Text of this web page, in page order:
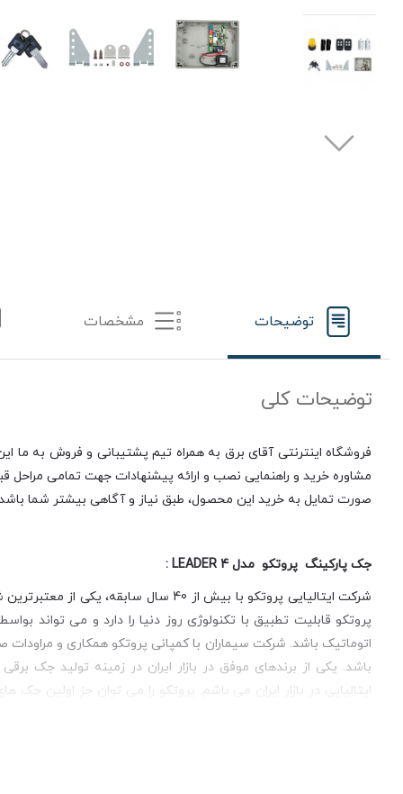
توضیحات مشخصات
توضیحات کلی
فروشگاه اینترنتی آقای برق به همراه تیم پشتیبانی و فروش به ما
مشاوره خرید و راهنمایی نصب و ارائه پیشنهادات جهت تمامی مراحل
صورت تمایل به خرید این محصول، طبق نیاز و آگاهی بیشتر شما
جک پارکینگ پروتکو مدل LEADER 4 :
شرکت ایتالیایی پروتکو با بیش از 40
پروتکو قابلیت تطبیق با تکنولوژی روز دنیا را دارد و می
اتوماتیک باشد. شرکت سیماران با کمپانی پروتکو همکاری و